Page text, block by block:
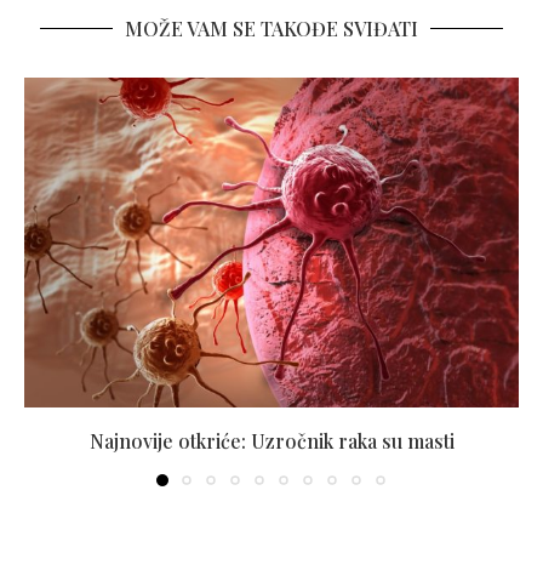
MOŽE VAM SE TAKOĐE SVIĐATI
Najnovije otkriće: Uzročnik raka su masti